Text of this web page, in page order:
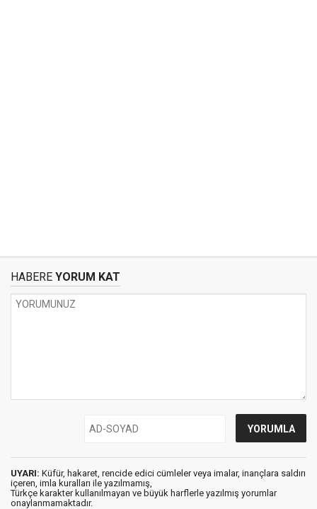
HABERE YORUM KAT
UYARI: Küfür, hakaret, rencide edici cümleler veya imalar, inançlara saldırı
içeren, imla kuralları ile yazılmamış,
Türkçe karakter kullanılmayan ve büyük harflerle yazılmış yorumlar
onaylanmamaktadır.